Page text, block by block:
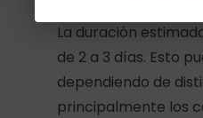
La duración
de 2 a 3 días. Esto
dependiendo de
principalmente los